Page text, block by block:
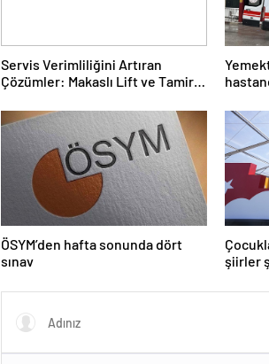
Servis Verimliliğini Artıran
Çözümler: Makaslı Lift ve Tamirci
ÖSYM’den hafta sonunda dört
sınav
şiirler